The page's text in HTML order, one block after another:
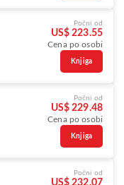
Počni od
US$ 223.55
Cena po osobi
Knjiga
Počni od
US$ 229.48
Cena po osobi
Knjiga
Počni od
US$ 232.07